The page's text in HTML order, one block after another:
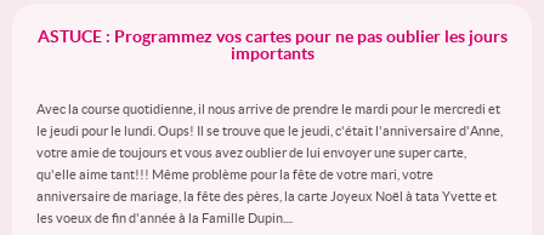
ASTUCE : Programmez vos cartes pour ne pas oublier les jours
importants
Avec la course quotidienne, il nous arrive de prendre le mardi pour le mercredi et
le jeudi pour le lundi. Oups! Il se trouve que le jeudi, c'était l'anniversaire d'Anne,
votre amie de toujours et vous avez oublier de lui envoyer une super carte,
qu'elle aime tant!!! Même problème pour la fête de votre mari, votre
anniversaire de mariage, la fête des pères, la carte Joyeux Noël à tata Yvette et
les voeux de fin d'année à la Famille Dupin....